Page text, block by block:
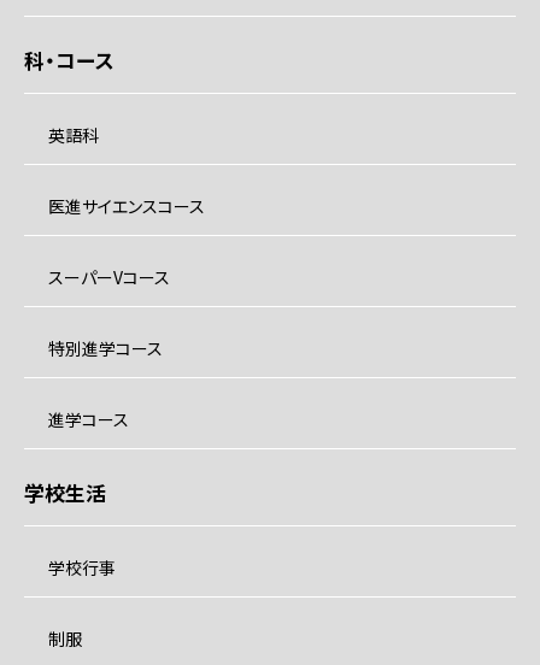
科・コース
英語科
医進サイエンスコース
スーパーVコース
特別進学コース
進学コース
学校生活
学校行事
制服